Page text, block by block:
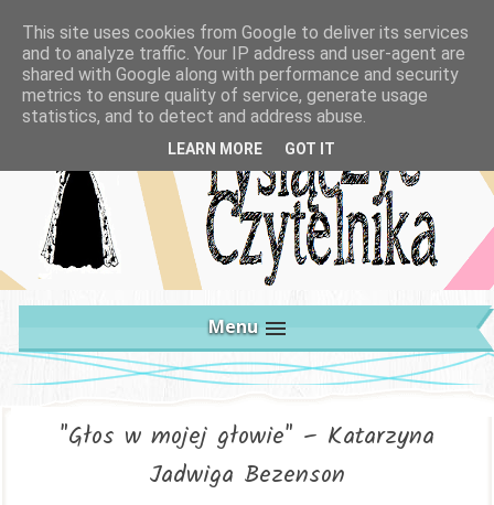
Menu
"Głos w mojej głowie" – Katarzyna
Jadwiga Bezenson
This site uses cookies from Google to deliver its services
and to analyze traffic. Your IP address and user-agent are
shared with Google along with performance and security
metrics to ensure quality of service, generate usage
statistics, and to detect and address abuse.
LEARN MORE GOT IT